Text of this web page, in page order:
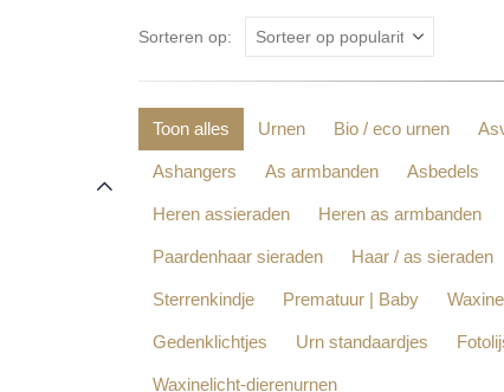
Sorteren op:
Toon alles Urnen Bio / eco urnen
Ashangers As armbanden Asbedels
Heren assieraden Heren as armbanden
Paardenhaar sieraden Haar / as sieraden
Sterrenkindje Prematuur | Baby
Gedenklichtjes Urn standaardjes
Waxinelicht-dierenurnen